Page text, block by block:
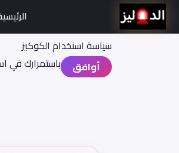
سياسة اسنخدام الكوكيز
أوافق
باستمرارك في